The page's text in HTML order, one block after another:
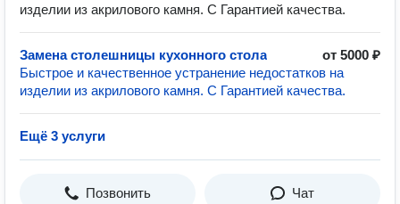
изделии из акрилового камня. С Гарантией качества.
Замена столешницы кухонного стола
от 5000 ₽
Быстрое и качественное устранение недостатков на
изделии из акрилового камня. С Гарантией качества.
Ещё 3 услуги
Позвонить Чат